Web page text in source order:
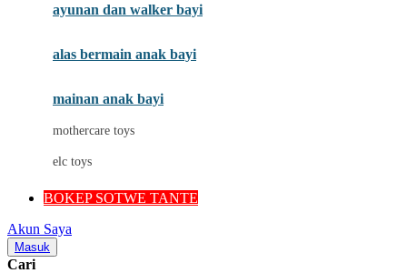
My Buddy Tag
My K
ayunan dan walker bayi
alas bermain anak bayi
mainan anak bayi
mothercare toys
elc toys
BOKEP SOTWE TANTE
Akun Saya
Masuk
Cari